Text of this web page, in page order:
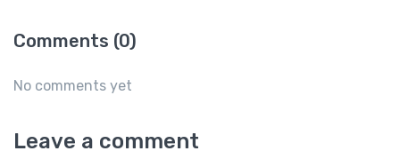
Comments (0)
No comments yet
Leave a comment